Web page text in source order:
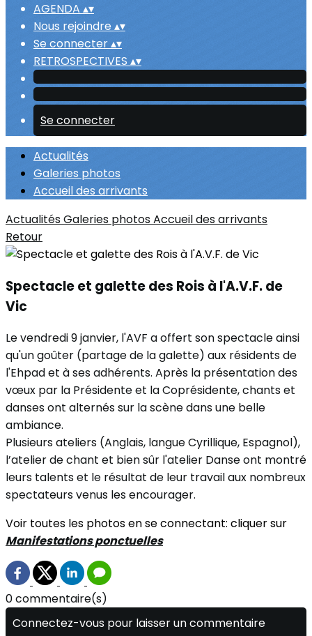
AGENDA ▴▾
Nous rejoindre ▴▾
Se connecter▴▾
RETROSPECTIVES ▴▾
Se connecter
Actualités
Galeries photos
Accueil des arrivants
ActualitésGaleries photosAccueil des arrivants
Retour
Spectacle et galette des Rois à l'A.V.F. de
Vic
Le vendredi 9 janvier, l'AVF a offert son spectacle ainsi
qu'un goûter (partage de la galette) aux résidents de
l'Ehpad et à ses adhérents. Après la présentation des
vœux par la Présidente et la Coprésidente, chants et
danses ont alternés sur la scène dans une belle
ambiance.
Plusieurs ateliers (Anglais, langue Cyrillique, Espagnol),
l’atelier de chant et bien sûr l'atelier Danse ont montré
leurs talents et le résultat de leur travail aux nombreux
spectateurs venus les encourager.
Voir toutes les photos en se connectant: cliquer sur
Manifestations ponctuelles
0 commentaire(s)
Connectez-vous pour laisser un commentaire